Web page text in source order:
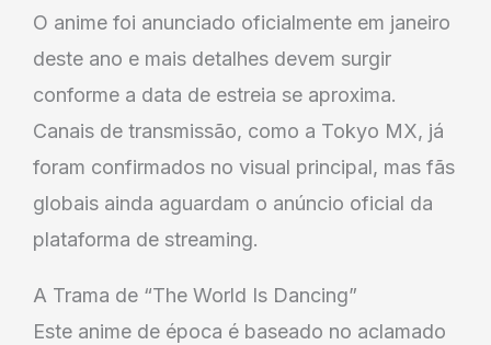
O anime foi anunciado oficialmente em janeiro
deste ano e mais detalhes devem surgir
conforme a data de estreia se aproxima.
Canais de transmissão, como a Tokyo MX, já
foram confirmados no visual principal, mas fãs
globais ainda aguardam o anúncio oficial da
plataforma de streaming.
A Trama de “The World Is Dancing”
Este anime de época é baseado no aclamado